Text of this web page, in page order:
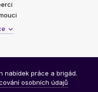
nabídek práce a brigád.
osobních údajů